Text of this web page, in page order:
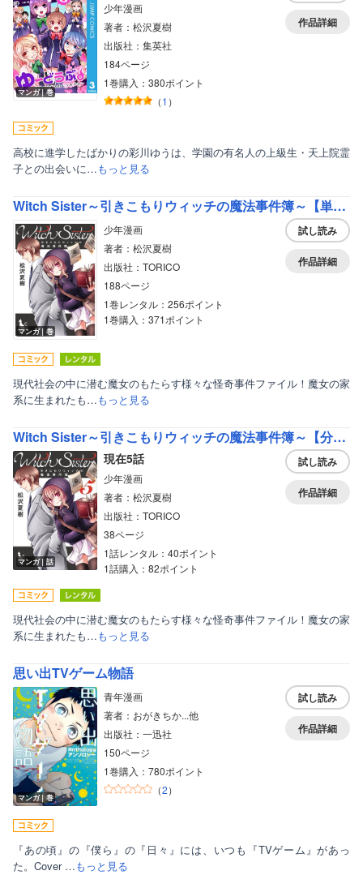
マンガ｜巻
少年漫画
著者：松沢夏樹
出版社：集英社
184ページ
1巻購入：380ポイント
（1 ）
作品詳細
高校に進学したばかりの彩川ゆうは、学園の有名人の上級生・天上院霊
子との出会いに…もっと見る
Witch Sister～引きこもりウィッチの魔法事件簿～【単行本版】
マンガ｜巻
少年漫画
著者：松沢夏樹
出版社：TORICO
188ページ
1巻レンタル：256ポイント
1巻購入：371ポイント
試し読み
作品詳細
現代社会の中に潜む魔女のもたらす様々な怪奇事件ファイル！魔女の家
系に生まれたも…もっと見る
Witch Sister～引きこもりウィッチの魔法事件簿～【分冊版】
マンガ｜話
現在5話
少年漫画
著者：松沢夏樹
出版社：TORICO
38ページ
1話レンタル：40ポイント
1話購入：82ポイント
試し読み
作品詳細
現代社会の中に潜む魔女のもたらす様々な怪奇事件ファイル！魔女の家
系に生まれたも…もっと見る
思い出TVゲーム物語
マンガ｜巻
青年漫画
著者：おがきちか...他
出版社：一迅社
150ページ
1巻購入：780ポイント
（2）
試し読み
作品詳細
『あの頃』の『僕ら』の『日々』には、いつも『TVゲーム』があっ
た。Cover …もっと見る
ボーイズラブ
ティーンズラブ
女性写真集